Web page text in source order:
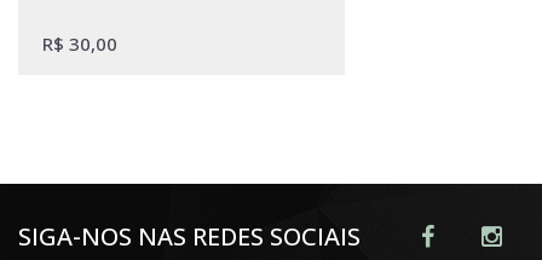
R$ 30,00
SIGA-NOS NAS REDES SOCIAIS